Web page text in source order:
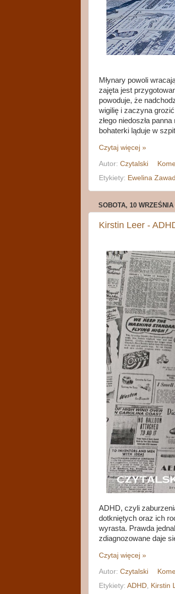
Młynary powoli
zajęta jest
powoduje, że
wigilię i zaczyna
złego niedoszła
bohaterki ląduje w
Czytaj więcej »
Autor: Czytalski
Etykiety: Ewelina
SOBOTA, 10 WRZEŚNIA
Kirstin Leer -
ADHD, czyli
dotkniętych oraz ich
wyrasta. Prawda
zdiagnozowane daje
Czytaj więcej »
Autor: Czytalski
Etykiety: ADHD Kirstin